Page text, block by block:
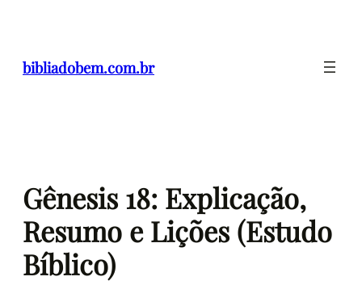
conteúdo
bibliadobem.com.br
Gênesis 18: Explicação,
Resumo e Lições (Estudo
Bíblico)